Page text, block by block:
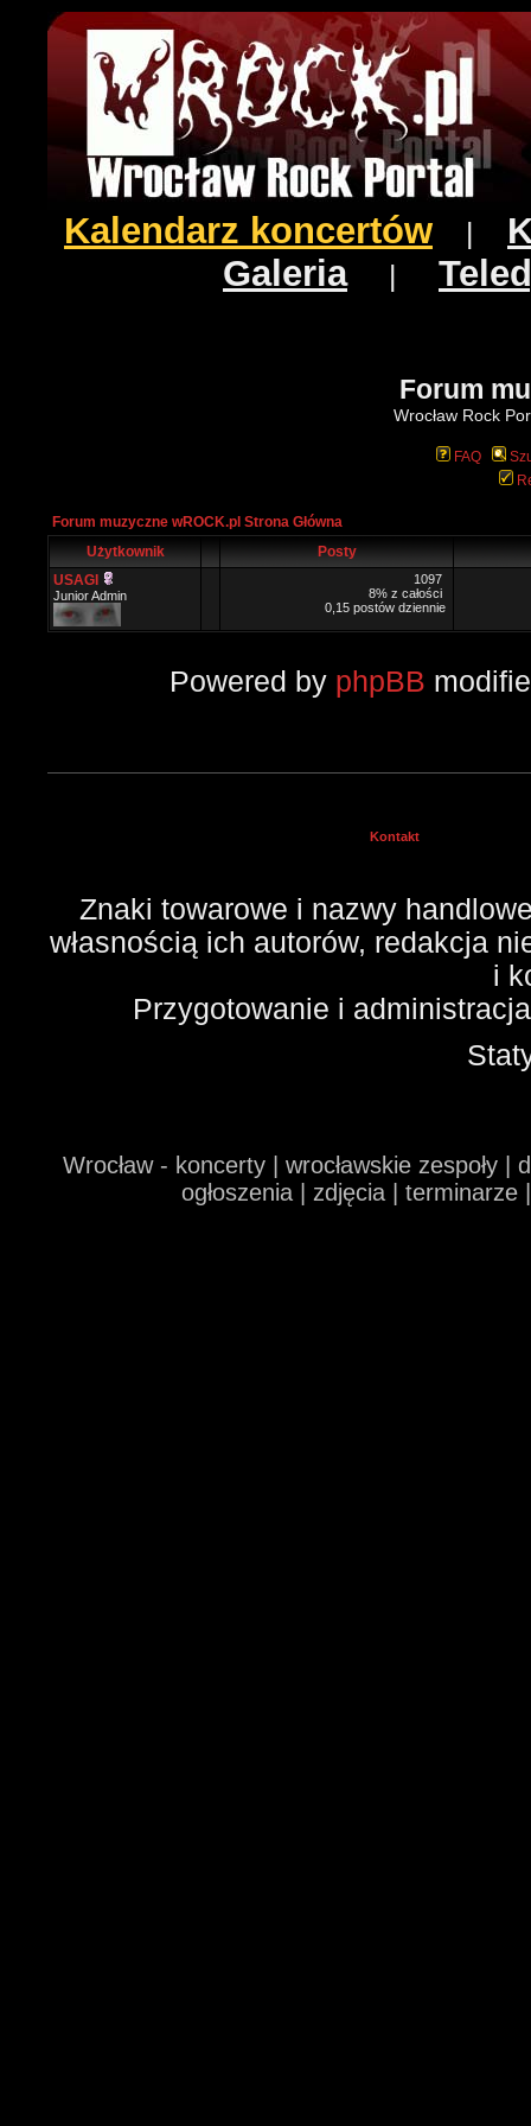
Kalendarz koncertów
Galeria|
Forum
Wrocław Rock
FAQ
Forum muzyczne wROCK.pl Strona Główna
Użytkownik
Posty
USAGI
Junior Admin
1097
8% z całości
0,15 postów dziennie
Powered by phpBB
Kontakt
Znaki towarowe i nazwy
własnością ich autorów, redakcja
i
Przygotowanie i
Wrocław - koncerty | wrocławskie zespoły
ogłoszenia | zdjęcia |